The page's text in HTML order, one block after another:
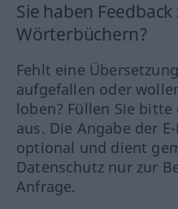
Sie haben
Wörterbüchern?
Fehlt eine
aufgefallen oder
loben? Füllen Sie bitte
aus. Die Angabe der
optional und dient
Datenschutz nur zur
Anfrage.